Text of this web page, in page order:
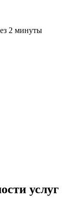
2 минуты
услуг